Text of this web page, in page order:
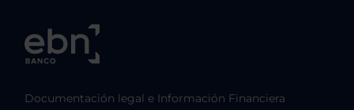
Documentación legal e Información Financiera